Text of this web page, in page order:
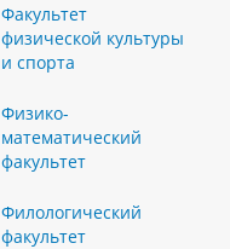
Факультет
физической культуры
и спорта
Физико-
математический
факультет
Филологический
факультет